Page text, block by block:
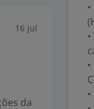
16 jul
da